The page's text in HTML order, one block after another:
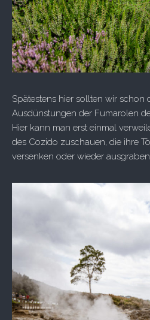
Spätestens hier sollten wir schon
Ausdünstungen der Fumarolen
Hier kann man erst einmal
des Cozido zuschauen, die ihre
versenken oder wieder